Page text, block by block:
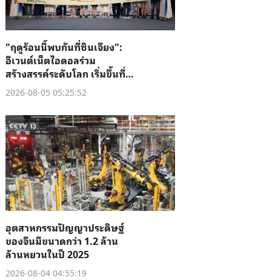
"ฤดูร้อนนี้พบกันที่ซินเจียง":
อีเวนต์เน็ตไอดอลร่วม
สร้างสรรค์ระดับโลก เริ่มขึ้นที่คู่
เชอ
2026-08-05 05:25:52
อุตสาหกรรมปัญญาประดิษฐ์
ของจีนมีขนาดกว่า 1.2 ล้าน
ล้านหยวนในปี 2025
2026-08-04 04:55:19